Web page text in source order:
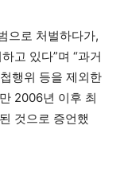
으로 처벌하다가,
고 있다”며 “과거
행위 등을 제외한
2006년 이후 최
것으로 증언했